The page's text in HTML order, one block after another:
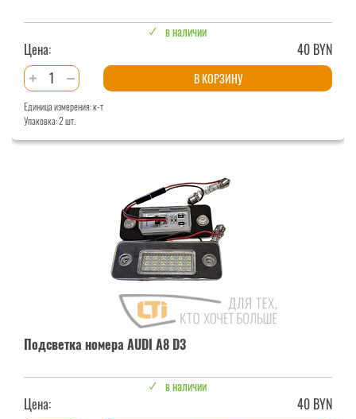
в наличии
Цена:
40 BYN
Количество
товара
Подсветка
номера
В КОРЗИНУ
Единица измерения: к-т
Упаковка: 2 шт.
Подсветка номера AUDI A8 D3
в наличии
Цена:
40 BYN